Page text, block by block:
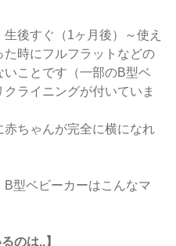
後すぐ（1ヶ月後）～使え
時にフルフラットなどの
ことです（一部のB型ベ
ライニングが付いていま
ちゃんが完全に横になれ
型ベビーカーはこんなマ
のは..】